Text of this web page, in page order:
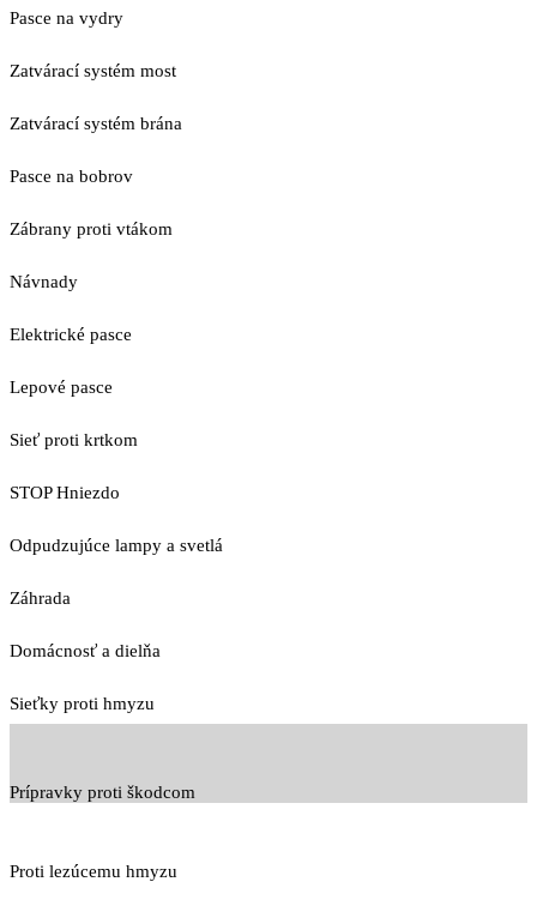
Pasce na vydry
Zatvárací systém most
Zatvárací systém brána
Pasce na bobrov
Zábrany proti vtákom
Návnady
Elektrické pasce
Lepové pasce
Sieť proti krtkom
STOP Hniezdo
Odpudzujúce lampy a svetlá
Záhrada
Domácnosť a dielňa
Sieťky proti hmyzu
Prípravky proti škodcom
Proti lezúcemu hmyzu